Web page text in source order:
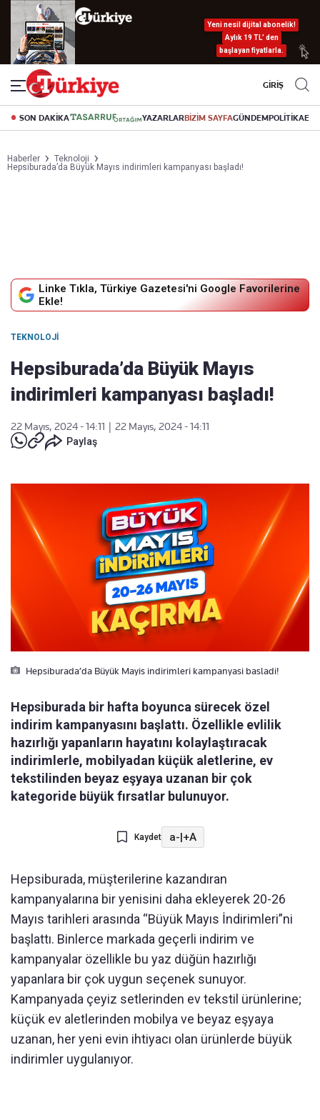
Yeni nesil dijital abonelik!
Aylık 19 TL’ den
başlayan fiyatlarla.
GİRİŞ
SON DAKİKA YAZARLARBİZİM SAYFAGÜNDEMPOLİTİKA
Haberler
Teknoloji
Hepsiburada’da Büyük Mayıs indirimleri kampanyası başladı!
Linke Tıkla, Türkiye Gazetesi'ni Google Favorilerine
Ekle!
TEKNOLOJI
Hepsiburada’da Büyük Mayıs
indirimleri kampanyası başladı!
22 Mayıs, 2024 - 14:11
22 Mayıs, 2024 - 14:11
Paylaş
Hepsiburada’da Büyük Mayis indirimleri kampanyasi basladi!
Hepsiburada bir hafta boyunca sürecek özel
indirim kampanyasını başlattı. Özellikle evlilik
hazırlığı yapanların hayatını kolaylaştıracak
indirimlerle, mobilyadan küçük aletlerine, ev
tekstilinden beyaz eşyaya uzanan bir çok
kategoride büyük fırsatlar bulunuyor.
Kaydet a-|+A
Hepsiburada, müşterilerine kazandıran
kampanyalarına bir yenisini daha ekleyerek 20-26
Mayıs tarihleri arasında “Büyük Mayıs İndirimleri”ni
başlattı. Binlerce markada geçerli indirim ve
kampanyalar özellikle bu yaz düğün hazırlığı
yapanlara bir çok uygun seçenek sunuyor.
Kampanyada çeyiz setlerinden ev tekstil ürünlerine;
küçük ev aletlerinden mobilya ve beyaz eşyaya
uzanan, her yeni evin ihtiyacı olan ürünlerde büyük
indirimler uygulanıyor.